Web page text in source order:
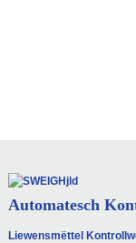
Automatesch
Liewensmëttel